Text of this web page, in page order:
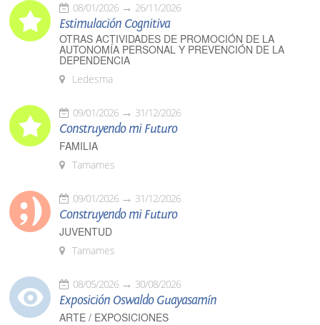
08/01/2026 26/11/2026
Estimulación Cognitiva
OTRAS ACTIVIDADES DE PROMOCIÓN DE LA
AUTONOMÍA PERSONAL Y PREVENCIÓN DE LA
DEPENDENCIA
Ledesma
09/01/2026 31/12/2026
Construyendo mi Futuro
FAMILIA
Tamames
09/01/2026 31/12/2026
Construyendo mi Futuro
JUVENTUD
Tamames
08/05/2026 30/08/2026
Exposición Oswaldo Guayasamín
ARTE / EXPOSICIONES